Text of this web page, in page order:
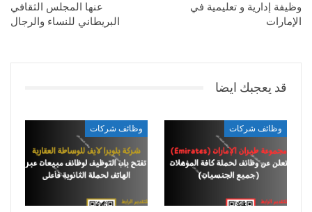
وظيفة إدارية و تعليمية في
الإمارات
عنها المجلس الثقافي
البريطاني للنساء والرجال
قد يعجبك ايضا
وظائف شركات وظائف شركات